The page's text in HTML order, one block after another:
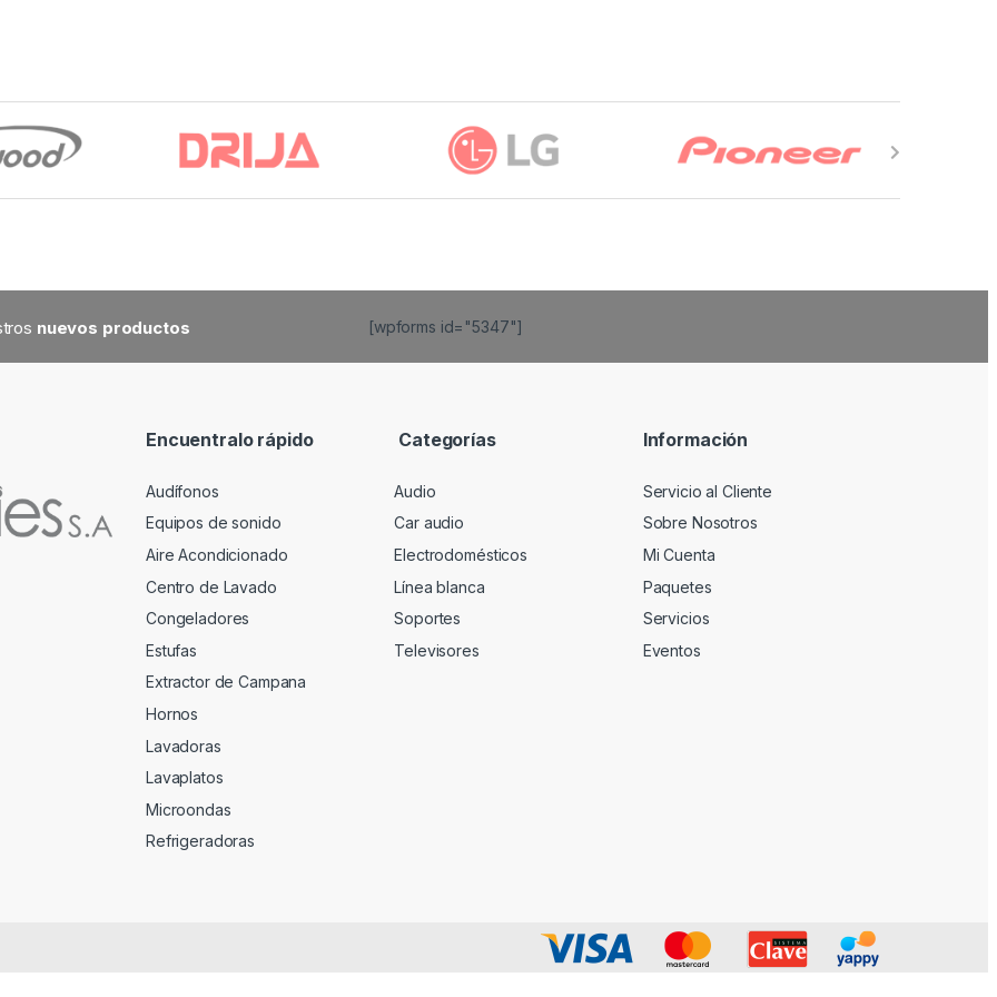
nuevos productos [wpforms id="5347"]
Encuentralo rápido
Audífonos
Equipos de sonido
Aire Acondicionado
Centro de Lavado
Congeladores
Estufas
Extractor de Campana
Hornos
Lavadoras
Lavaplatos
Microondas
Refrigeradoras
Categorías
Audio
Car audio
Electrodomésticos
Línea blanca
Soportes
Televisores
Información
Servicio al Cliente
Sobre Nosotros
Mi Cuenta
Paquetes
Servicios
Eventos